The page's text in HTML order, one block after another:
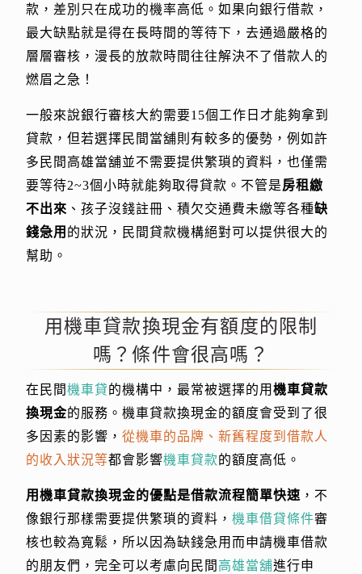
款，差別只在成功的機率高低。如果向銀行借款，
最大缺點就是得在長時間的等待下，去通過嚴格的
層層審核，漫長的放款時間往往解決不了借款人的
燃眉之急！
一般來說銀行審核大約需要15個工作日才能夠拿到
貸款，但若選擇民間當舖則有較多的優勢，例如許
多民間高雄當舖並不需要提供繁瑣的資料，也僅需
要等待2~3個小時就能夠取得貸款。不管是房租繳
不出來 、孩子沒錢註冊、積欠交通費未繳等各種缺
錢急用 的狀況，民間貸款機構絕對可以提供很大的
幫助。
用機車貸款換現金有額度的限制
嗎？條件會很高嗎？
在民間機車貸 的機構中，最常被選擇的用機車貸款
換現金的服務。機車貸款換現金的額度會受到了很
多因素的影響，從機車的品牌、新舊程度到借款人
的收入狀況等都會影響機車貸款的額度高低。
用機車貸款換現金的優點是借款流程簡單快速 ，不
像銀行那樣需要提供繁瑣的資料，機車借貸條件審
核也較為寬鬆，所以因為缺錢急用而申請機車借款
的朋友們，完全可以考慮向民間 高雄當舖進行申